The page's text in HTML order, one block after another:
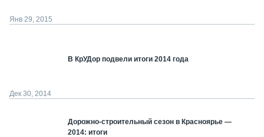
Янв 29, 2015
В КрУДор подвели итоги 2014 года
Дек 30, 2014
Дорожно-строительный сезон в Красноярье —
2014: итоги